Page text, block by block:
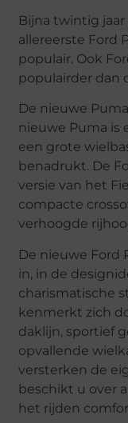
Bijna twintig
allereerste Ford
populair. Ook
populairder dan
De nieuwe
nieuwe Puma is
een grote
benadrukt. De
versie van het
compacte
verhoogde
De nieuwe Ford
in, in de
charismatische
kenmerkt zich
daklijn, sportief
opvallende
versterken de
beschikt u over
het rijden